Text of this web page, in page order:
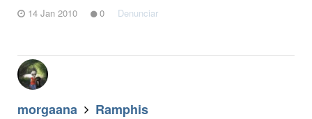
14 Jan 2010
0 Denunciar
morgaana Ramphis